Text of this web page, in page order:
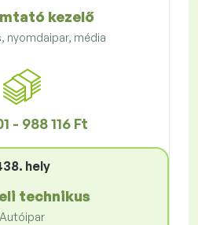
kezelő
nyomdaipar, média
- 988 116 Ft
hely
technikus
Autóipar